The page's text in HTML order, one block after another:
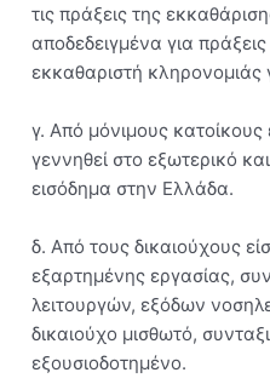
τις πράξεις της
αποδεδειγμένα για
εκκαθαριστή
γ. Από μόνιμους κατοίκους
γεννηθεί στο εξωτερικό
εισόδημα στην Ελλάδα.
δ. Από τους δικαιούχους
εξαρτημένης εργασίας,
λειτουργών, εξόδων
δικαιούχο μισθωτό,
εξουσιοδοτημένο.